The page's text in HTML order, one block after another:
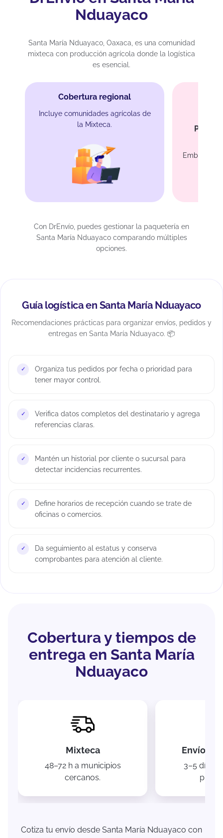
Nduayaco
Santa María Nduayaco, Oaxaca, es una comunidad
mixteca con producción agrícola donde la logística
es esencial.
Cobertura regional
Incluye comunidades agrícolas de
la Mixteca.
Embalaje
Con DrEnvío, puedes gestionar la paquetería en
Santa María Nduayaco comparando múltiples
opciones.
Guía logística en Santa María Nduayaco
Recomendaciones prácticas para organizar envíos, pedidos y
entregas en Santa María Nduayaco. 📦
Organiza tus pedidos por fecha o prioridad para
tener mayor control.
Verifica datos completos del destinatario y agrega
referencias claras.
Mantén un historial por cliente o sucursal para
detectar incidencias recurrentes.
Define horarios de recepción cuando se trate de
oficinas o comercios.
Da seguimiento al estatus y conserva
comprobantes para atención al cliente.
Cobertura y tiempos de
entrega en Santa María
Nduayaco
Mixteca
48–72 h a municipios
cercanos.
Envíos
3–5 días
Cotiza tu envío desde Santa María Nduayaco con